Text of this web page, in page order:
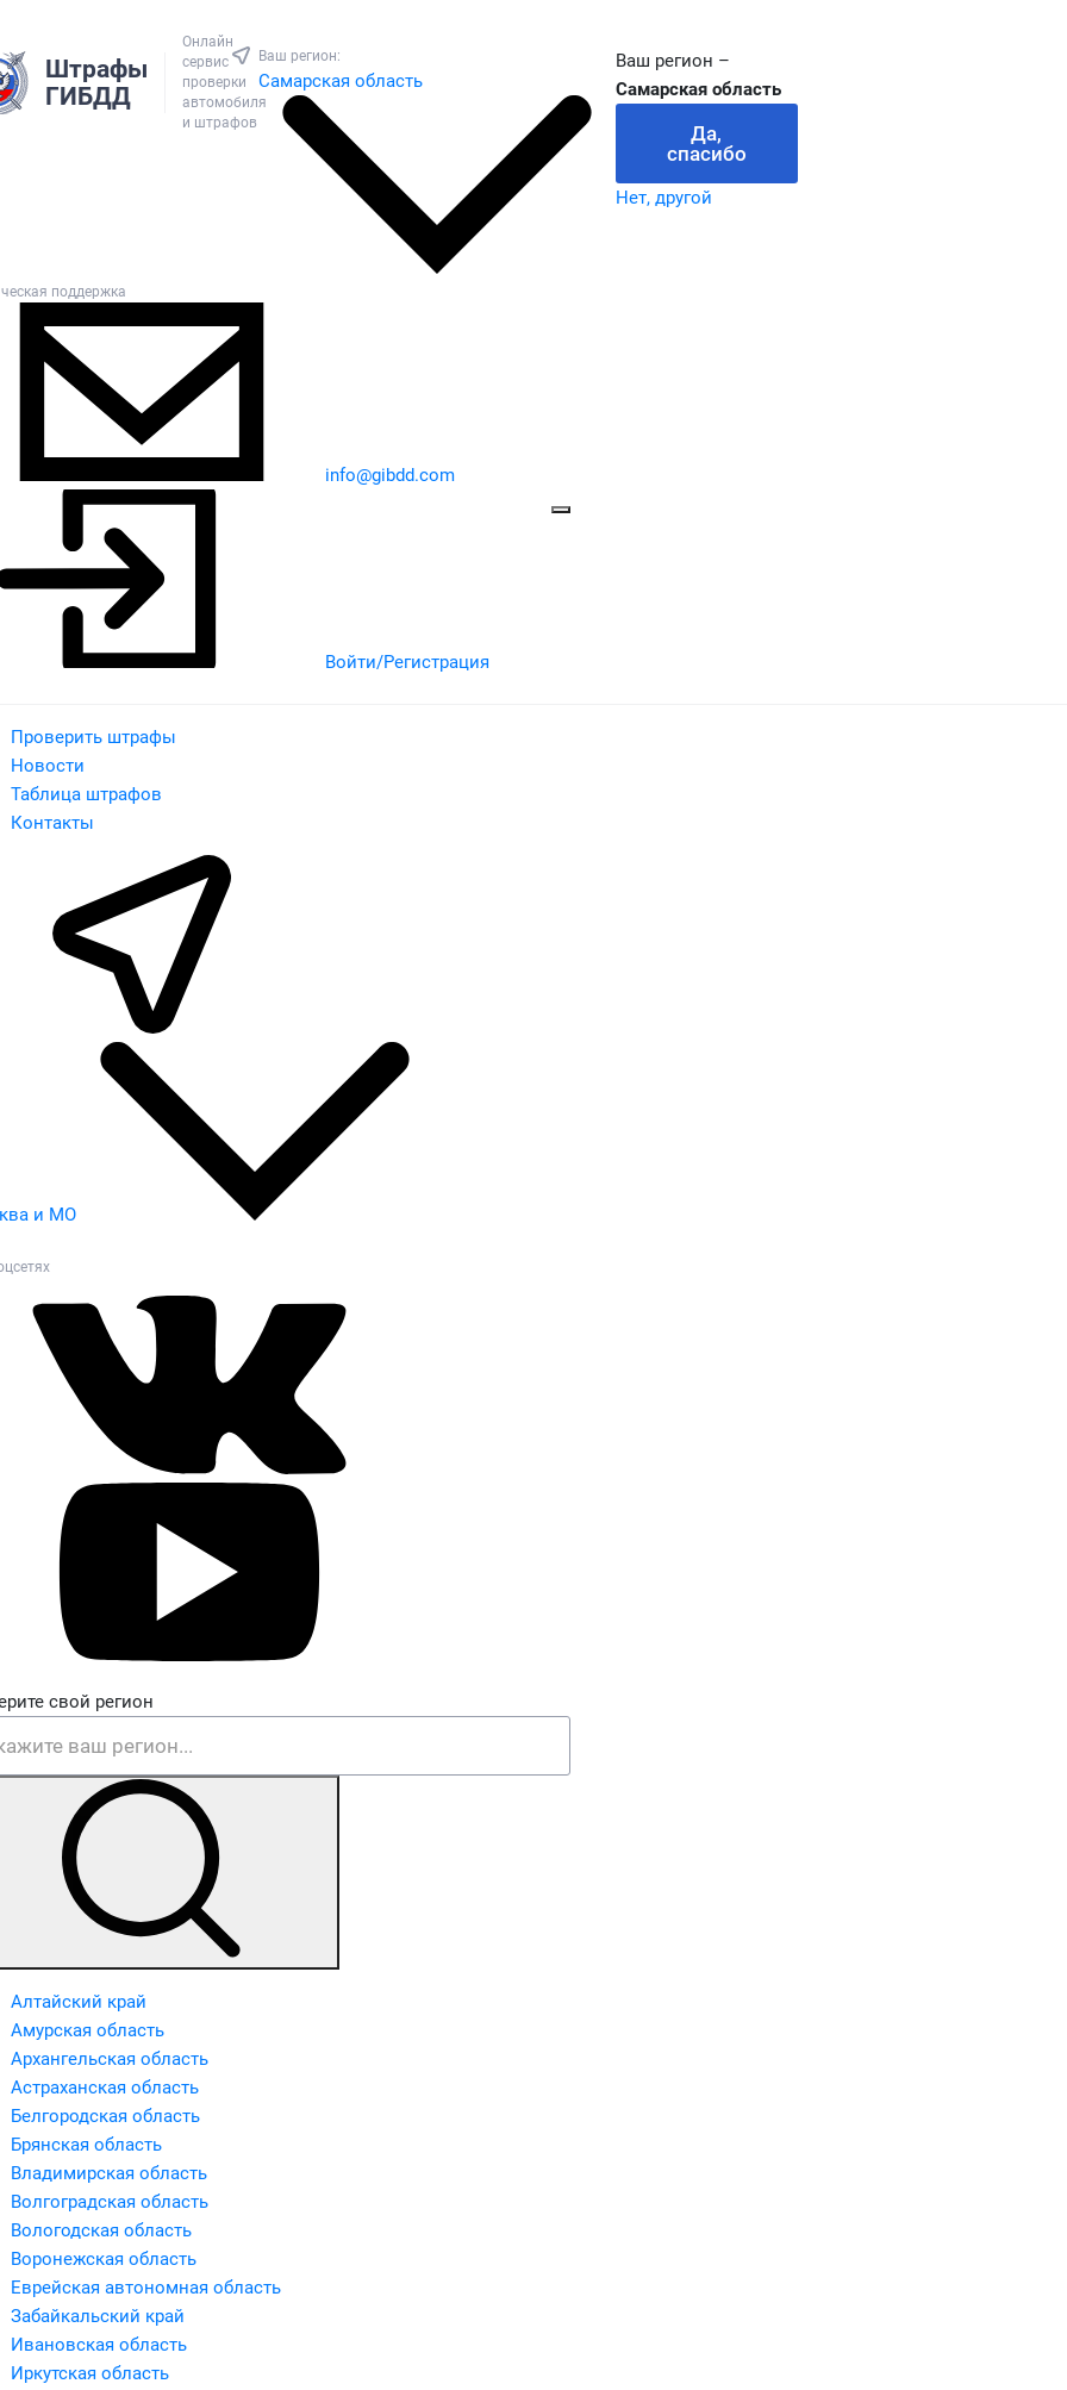
Штрафы
ГИБДД
Онлайн
сервис
проверки
автомобиля
и штрафов
Ваш регион:
Самарская область
Ваш регион –
Самарская область
Да,
спасибо
Нет, другой
поддержка
info@gibdd.com
Войти/Регистрация
Проверить штрафы
Новости
Таблица штрафов
Контакты
и МО
свой регион
Алтайский край
Амурская область
Архангельская область
Астраханская область
Белгородская область
Брянская область
Владимирская область
Волгоградская область
Вологодская область
Воронежская область
Еврейская автономная область
Забайкальский край
Ивановская область
Иркутская область